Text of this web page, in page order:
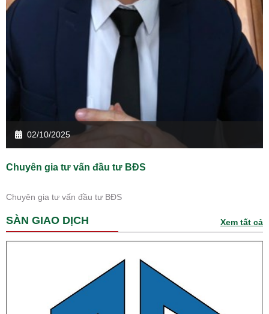
02/10/2025
Chuyên gia tư vấn đầu tư BĐS
Chuyên gia tư vấn đầu tư BĐS
SÀN GIAO DỊCH Xem tất cả